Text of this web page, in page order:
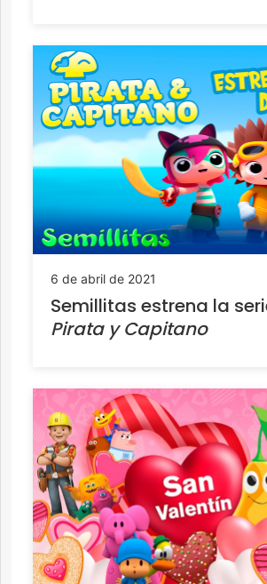
6 de abril de 2021
Semillitas estrena la
Pirata y Capitano